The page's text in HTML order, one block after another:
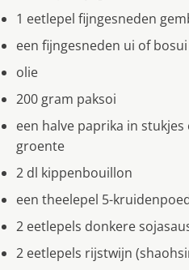
1 eetlepel fijngesneden
een fijngesneden ui of bosui
olie
200 gram paksoi
een halve paprika in
groente
2 dl kippenbouillon
een theelepel 5-
2 eetlepels donkere
2 eetlepels rijstwijn